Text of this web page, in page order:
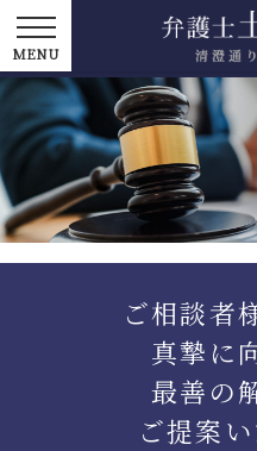
ご相談者
真摯に
最善の
ご提案い